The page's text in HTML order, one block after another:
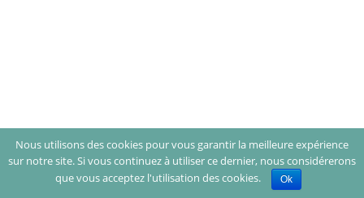
Nous utilisons des cookies pour vous garantir la meilleure expérience
sur notre site. Si vous continuez à utiliser ce dernier, nous considérerons
que vous acceptez l'utilisation des cookies.
Ok